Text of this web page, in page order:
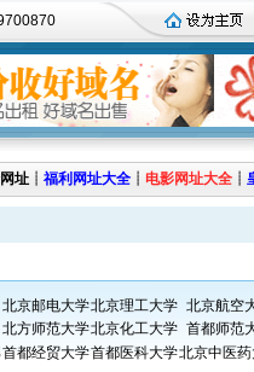
址 ┊ 福利网址大全 ┊ 电影网址大全 ┊
北京邮电大学北京理工大学 北京航空
北方师范大学北京化工大学 首都师范
首都经贸大学首都医科大学北京中医